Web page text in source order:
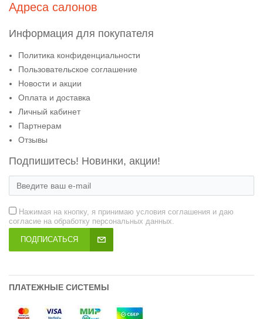
Адреса салонов
Информация для покупателя
Политика конфиденциальности
Пользовательское соглашение
Новости и акции
Оплата и доставка
Личный кабинет
Партнерам
Отзывы
Подпишитесь! Новинки, акции!
Нажимая на кнопку, я принимаю условия соглашения и даю
согласие на обработку персональных данных.
ПОДПИСАТЬСЯ
ПЛАТЕЖНЫЕ СИСТЕМЫ